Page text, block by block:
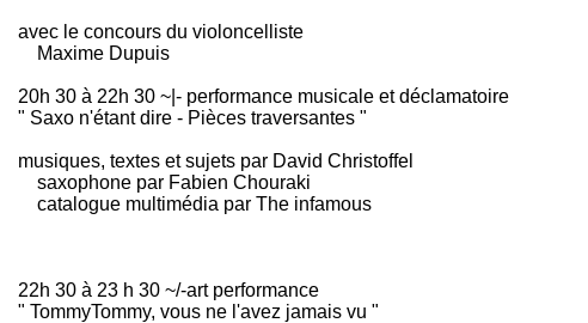
avec le concours du violoncelliste
Maxime Dupuis
20h 30 à 22h 30 ~|- performance musicale et déclamatoire
" Saxo n'étant dire - Pièces traversantes "
musiques, textes et sujets par David Christoffel
saxophone par Fabien Chouraki
catalogue multimédia par The infamous
22h 30 à 23 h 30 ~/-art performance
" TommyTommy, vous ne l'avez jamais vu "